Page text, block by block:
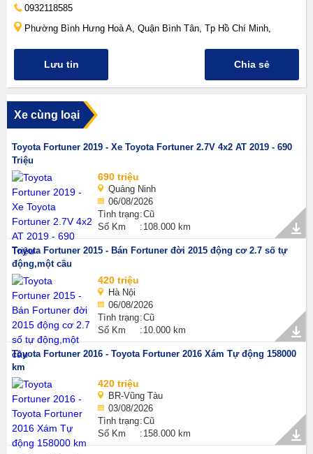
0932118585
Phường Bình Hưng Hoà A, Quận Bình Tân, Tp Hồ Chí Minh,
Lưu tin Chia sẻ
Xe cùng loại
Toyota Fortuner 2019 - Xe Toyota Fortuner 2.7V 4x2 AT 2019 - 690
Triệu
690 triệu
Quảng Ninh
06/08/2026
Tình trạng Cũ
Số Km
108.000 km
Toyota Fortuner 2015 - Bán Fortuner đời 2015 động cơ 2.7 số tự
động,một cầu
420 triệu
Hà Nội
06/08/2026
Tình trạng Cũ
Số Km
10.000 km
Toyota Fortuner 2016 - Toyota Fortuner 2016 Xám Tự động 158000
km
420 triệu
BR-Vũng Tàu
03/08/2026
Tình trạng Cũ
Số Km
158.000 km